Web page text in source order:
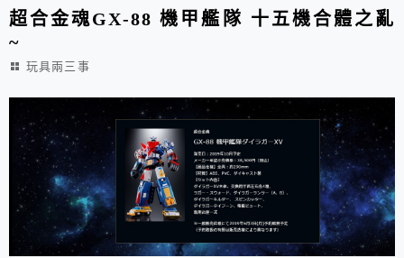
超合金魂GX-88 機甲艦隊 十五機合體之亂
~
玩具兩三事